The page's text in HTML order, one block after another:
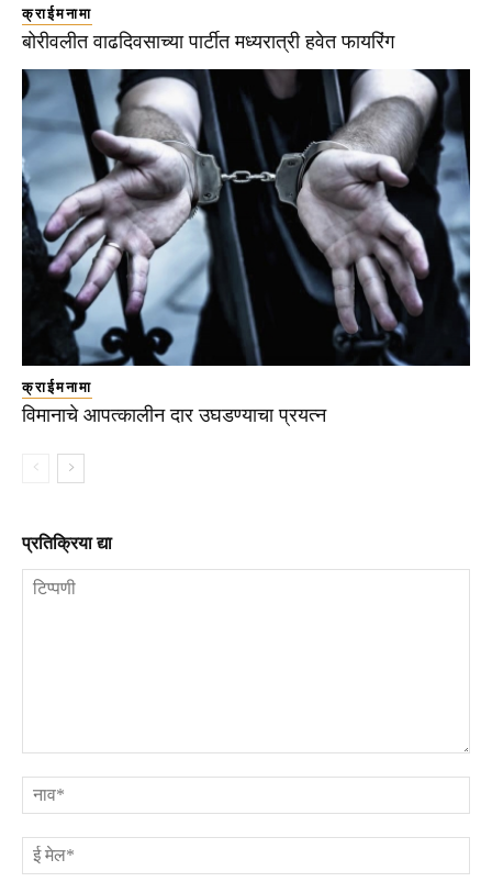
क्राईमनामा
बोरीवलीत वाढदिवसाच्या पार्टीत मध्यरात्री हवेत फायरिंग
क्राईमनामा
विमानाचे आपत्कालीन दार उघडण्याचा प्रयत्न
प्रतिक्रिया द्या